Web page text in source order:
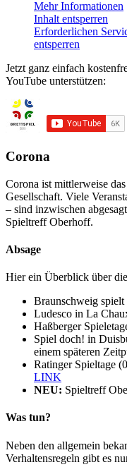
Mehr Informationen
Inhalt entsperren
Erforderlichen
entsperren
Jetzt ganz einfach
YouTube unterstützen:
Corona
Corona ist mittlerweise
Gesellschaft. Viele
– sind inzwischen
Spieltreff Oberhoff.
Absage
Hier ein Überblick über
Braunschweig
Ludesco in La
Haßberger
Spiel doch! in
einem späteren
Ratinger Spieltage
LINK
NEU: Spieltreff
Was tun?
Neben den allgemein
Verhaltensregeln gibt es